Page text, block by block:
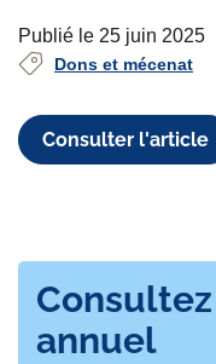
Publié le 25 juin 2025
Dons et mécenat
Consulter l'article
annuel